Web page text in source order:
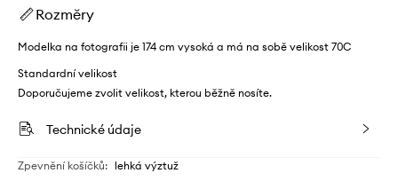
Rozměry
Modelka na fotografii je 174 cm vysoká a má na sobě velikost 70C
Standardní velikost
Doporučujeme zvolit velikost, kterou běžně nosíte.
Technické údaje
Zpevnění košíčků: lehká výztuž